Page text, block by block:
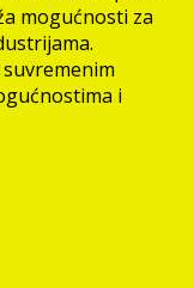
mogućnosti za
i